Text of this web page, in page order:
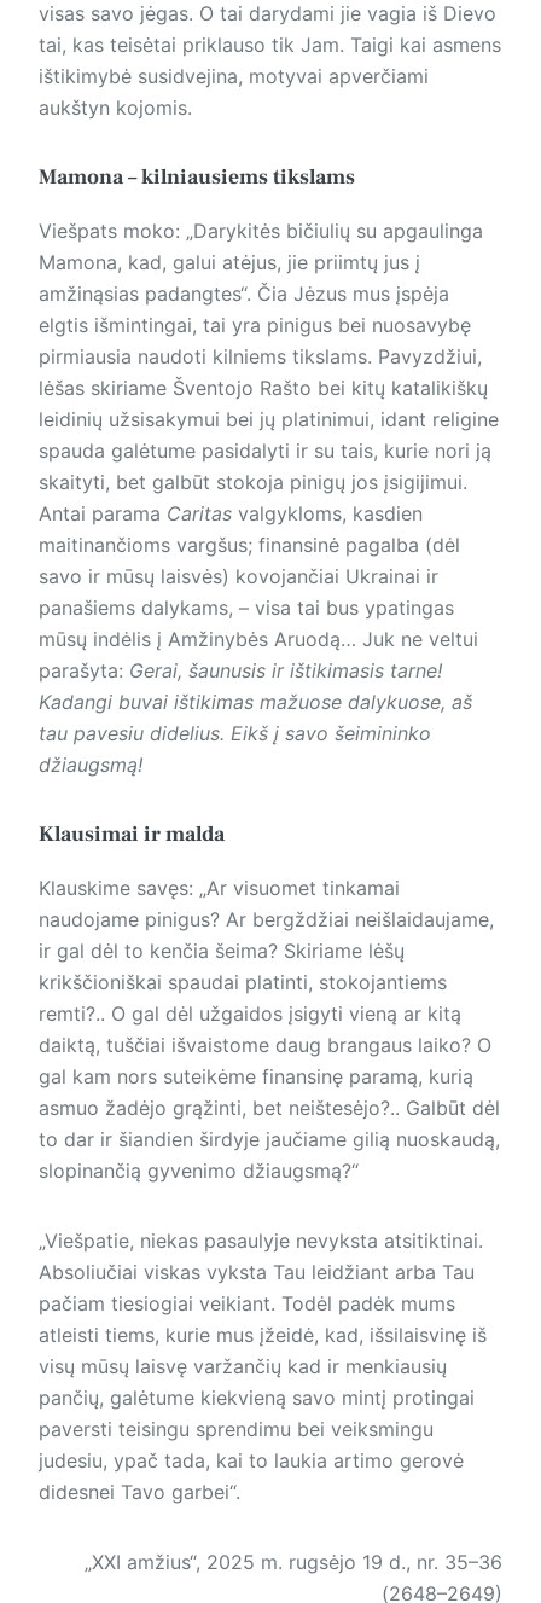
visas savo jėgas. O tai darydami jie vagia iš Dievo
tai, kas teisėtai priklauso tik Jam. Taigi kai asmens
ištikimybė susidvejina, motyvai apverčiami
aukštyn kojomis.
Mamona – kilniausiems tikslams
Viešpats moko: „Darykitės bičiulių su apgaulinga
Mamona, kad, galui atėjus, jie priimtų jus į
amžinąsias padangtes“. Čia Jėzus mus įspėja
elgtis išmintingai, tai yra pinigus bei nuosavybę
pirmiausia naudoti kilniems tikslams. Pavyzdžiui,
lėšas skiriame Šventojo Rašto bei kitų katalikiškų
leidinių užsisakymui bei jų platinimui, idant religine
spauda galėtume pasidalyti ir su tais, kurie nori ją
skaityti, bet galbūt stokoja pinigų jos įsigijimui.
Antai parama Caritas valgykloms, kasdien
maitinančioms vargšus; finansinė pagalba (dėl
savo ir mūsų laisvės) kovojančiai Ukrainai ir
panašiems dalykams, – visa tai bus ypatingas
mūsų indėlis į Amžinybės Aruodą… Juk ne veltui
parašyta: Gerai, šaunusis ir ištikimasis tarne!
Kadangi buvai ištikimas mažuose dalykuose, aš
tau pavesiu didelius. Eikš į savo šeimininko
džiaugsmą!
Klausimai ir malda
Klauskime savęs: „Ar visuomet tinkamai
naudojame pinigus? Ar bergždžiai neišlaidaujame,
ir gal dėl to kenčia šeima? Skiriame lėšų
krikščioniškai spaudai platinti, stokojantiems
remti?.. O gal dėl užgaidos įsigyti vieną ar kitą
daiktą, tuščiai išvaistome daug brangaus laiko? O
gal kam nors suteikėme finansinę paramą, kurią
asmuo žadėjo grąžinti, bet neištesėjo?.. Galbūt dėl
to dar ir šiandien širdyje jaučiame gilią nuoskaudą,
slopinančią gyvenimo džiaugsmą?“
„Viešpatie, niekas pasaulyje nevyksta atsitiktinai.
Absoliučiai viskas vyksta Tau leidžiant arba Tau
pačiam tiesiogiai veikiant. Todėl padėk mums
atleisti tiems, kurie mus įžeidė, kad, išsilaisvinę iš
visų mūsų laisvę varžančių kad ir menkiausių
pančių, galėtume kiekvieną savo mintį protingai
paversti teisingu sprendimu bei veiksmingu
judesiu, ypač tada, kai to laukia artimo gerovė
didesnei Tavo garbei“.
„XXI amžius“, 2025 m. rugsėjo 19 d., nr. 35–36
(2648–2649)